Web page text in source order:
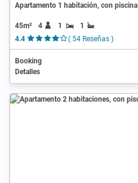
Apartamento 1 habitación, con piscina
45m² 4 1
1
4.4
( 54 Reseñas )
Booking
Detalles